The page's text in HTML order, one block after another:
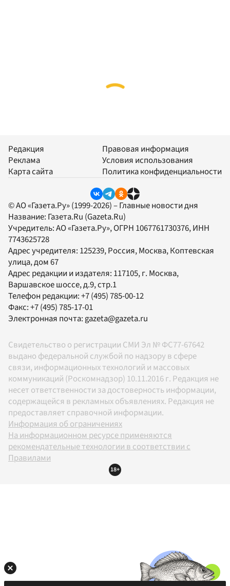
Редакция
Реклама
Карта сайта
Правовая информация
Условия использования
Политика конфиденциальности
© АО «Газета.Ру» (1999-2026) – Главные новости дня
Название: Газета.Ru (Gazeta.Ru)
Учредитель:АО «Газета.Ру», ОГРН 1067761730376, ИНН
7743625728
Адрес учредителя: 125239, Россия, Москва, Коптевская
улица, дом 67
Адрес редакции и издателя: 117105, г. Москва,
Варшавское шоссе, д.9, стр.1
Телефон редакции:+7 (495) 785-00-12
Факс:+7 (495) 785-17-01
Электронная почта:gazeta@gazeta.ru
Свидетельство о регистрации СМИ Эл № ФС77-67642
выдано федеральной службой по надзору в сфере
связи, информационных технологий и массовых
коммуникаций (Роскомнадзор) 10.11.2016 г. Редакция не
несет ответственности за достоверность информации,
содержащейся в рекламных объявлениях. Редакция не
предоставляет справочной информации.
Информация об ограничениях
На информационном ресурсе применяются
рекомендательные технологии в соответствии с
Правилами
18+